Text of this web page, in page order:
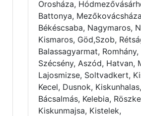
Orosháza,
Battonya,
Békéscsaba, Nagymaros,
Kismaros, Göd,Szob,
Balassagyarmat,
Szécsény, Aszód, Hatvan,
Lajosmizse, Soltvadkert,
Kecel, Dusnok,
Bácsalmás, Kelebia,
Kiskunmajsa, Kistelek,